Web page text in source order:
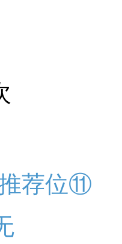
荐位⑪